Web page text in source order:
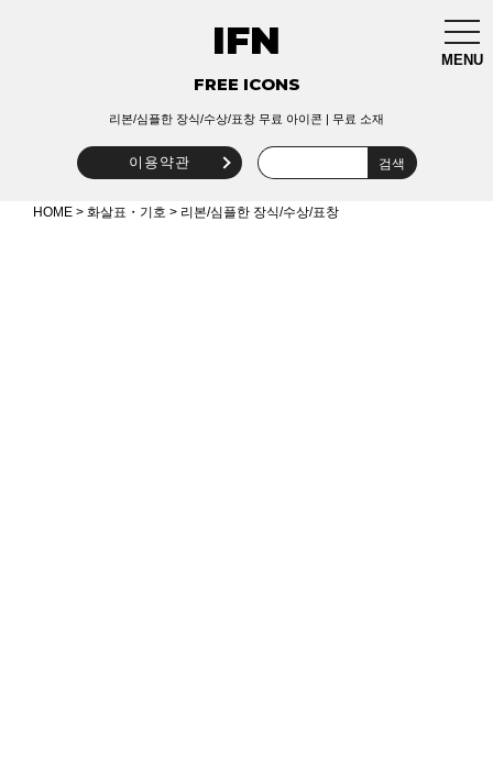
MENU
IFN
FREE ICONS
리본/심플한 장식/수상/표창 무료 아이콘 | 무료 소재
이용약관
HOME > 화살표・기호 > 리본/심플한 장식/수상/표창